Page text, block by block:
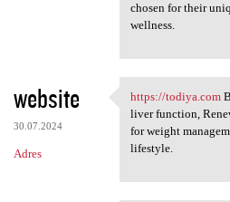
chosen for their
wellness.
website
30.07.2024
Adres
https://
https://todiya.com
liver function,
for weight
lifestyle.